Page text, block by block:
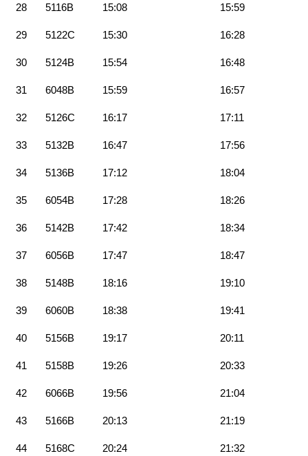
28 5116B 15:08 15:59
29 5122C 15:30 16:28
30 5124B 15:54 16:48
31 6048B 15:59 16:57
32 5126C 16:17 17:11
33 5132B 16:47 17:56
34 5136B 17:12 18:04
35 6054B 17:28 18:26
36 5142B 17:42 18:34
37 6056B 17:47 18:47
38 5148B 18:16 19:10
39 6060B 18:38 19:41
40 5156B 19:17 20:11
41 5158B 19:26 20:33
42 6066B 19:56 21:04
43 5166B 20:13 21:19
44 5168C 20:24 21:32